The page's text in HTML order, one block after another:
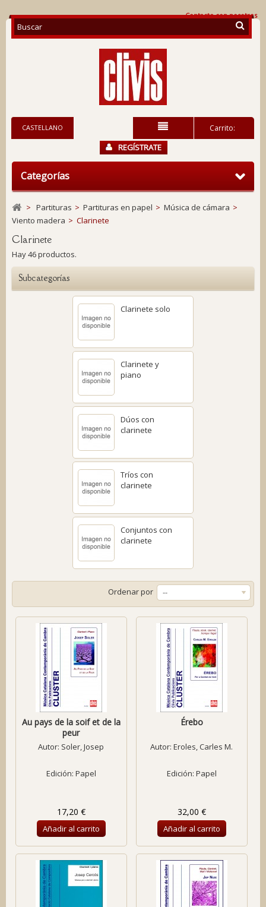
Contacte con nosotros
Carrito:
CASTELLANO
REGÍSTRATE
Categorías
> Partituras > Partituras en papel > Música de cámara >
Viento madera > Clarinete
Clarinete
Hay 46 productos.
Subcategorías
Clarinete solo
Clarinete y
piano
Dúos con
clarinete
Tríos con
clarinete
Conjuntos con
clarinete
Ordenar por --
Au pays de la soif et de la
peur
Autor: Soler, Josep
Edición: Papel
17,20 €
Añadir al carrito
Érebo
Autor:Eroles, Carles M.
Edición: Papel
32,00 €
Añadir al carrito